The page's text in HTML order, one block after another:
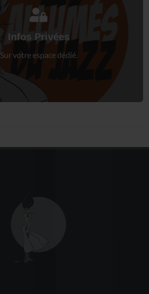
Infos Privées
Sur votre espace dédié.
Connectez-vous